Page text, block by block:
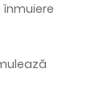
înmuiere